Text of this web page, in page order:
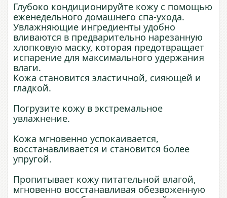
Глубоко кондиционируйте кожу с помощью
еженедельного домашнего спа-ухода.
Увлажняющие ингредиенты удобно
вливаются в предварительно нарезанную
хлопковую маску, которая предотвращает
испарение для максимального удержания
влаги.
Кожа становится эластичной, сияющей и
гладкой.
Погрузите кожу в экстремальное
увлажнение.
Кожа мгновенно успокаивается,
восстанавливается и становится более
упругой.
Пропитывает кожу питательной влагой,
мгновенно восстанавливая обезвоженную